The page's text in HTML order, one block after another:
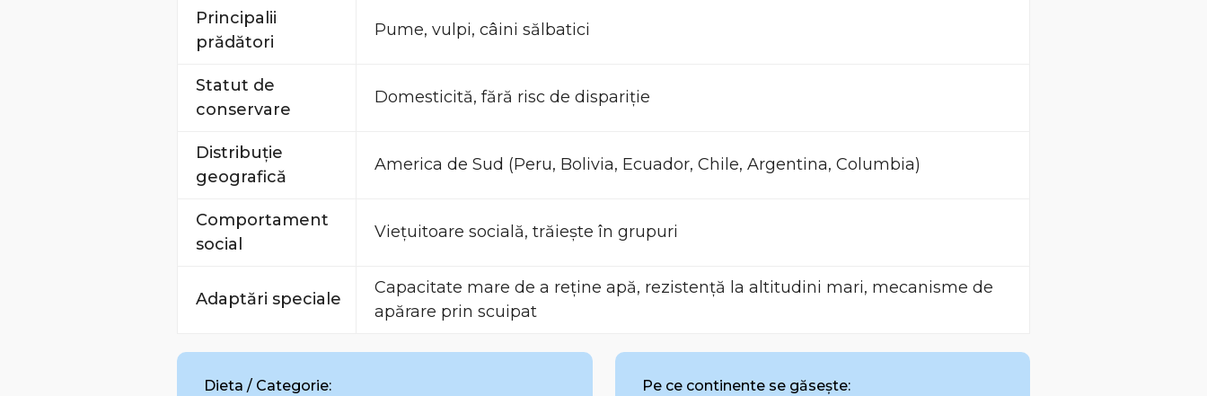
Principalii
prădători
Pume, vulpi, câini sălbatici
Statut de
conservare
Domesticită, fără risc de dispariție
Distribuție
geografică
America de Sud (Peru, Bolivia, Ecuador, Chile, Argentina, Columbia)
Comportament
social
Viețuitoare socială, trăiește în grupuri
Adaptări speciale
Capacitate mare de a reține apă, rezistență la altitudini mari, mecanisme de
apărare prin scuipat
Dieta / Categorie: Pe ce continente se găsește: